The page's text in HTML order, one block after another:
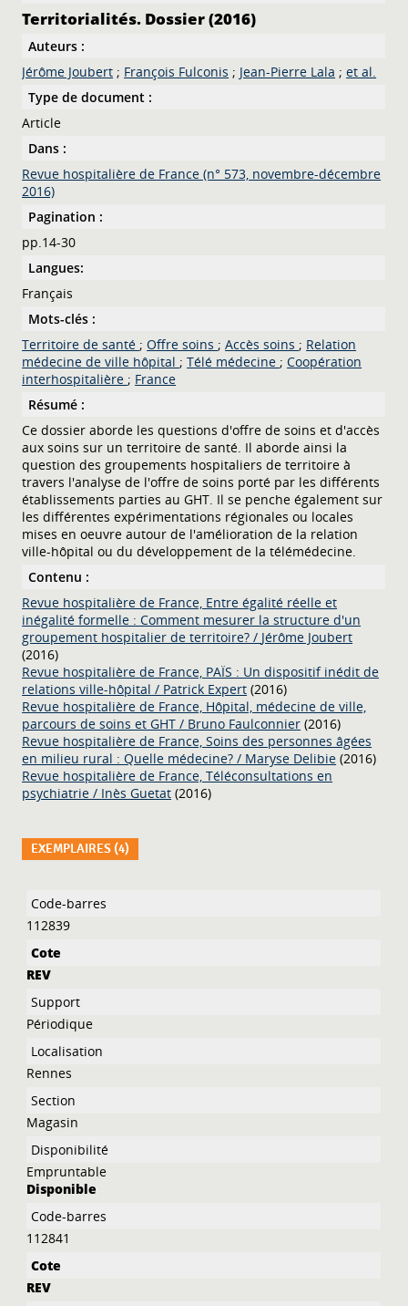
Territorialités. Dossier (2016)
Auteurs :
Jérôme Joubert ; François Fulconis ; Jean-Pierre Lala ;et al.
Type de document :
Article
Dans :
Revue hospitalière de France (n° 573, novembre-décembre
2016)
Pagination :
pp.14-30
Langues:
Français
Mots-clés :
Territoire de santé ; Offre soins ; Accès soins ; Relation
médecine de ville hôpital ; Télé médecine ; Coopération
interhospitalière ; France
Résumé :
Ce dossier aborde les questions d'offre de soins et d'accès
aux soins sur un territoire de santé. Il aborde ainsi la
question des groupements hospitaliers de territoire à
travers l'analyse de l'offre de soins porté par les différents
établissements parties au GHT. Il se penche également sur
les différentes expérimentations régionales ou locales
mises en oeuvre autour de l'amélioration de la relation
ville-hôpital ou du développement de la télémédecine.
Contenu :
Revue hospitalière de France, Entre égalité réelle et
inégalité formelle : Comment mesurer la structure d'un
groupement hospitalier de territoire? / Jérôme Joubert
(2016)
Revue hospitalière de France, PAÏS : Un dispositif inédit de
relations ville-hôpital / Patrick Expert (2016)
Revue hospitalière de France, Hôpital, médecine de ville,
parcours de soins et GHT / Bruno Faulconnier (2016)
Revue hospitalière de France,Soins des personnes âgées
en milieu rural : Quelle médecine? / Maryse Delibie (2016)
Revue hospitalière de France,Téléconsultations en
psychiatrie / Inès Guetat (2016)
EXEMPLAIRES (4)
Liste des exemplaires
112839
REV
Périodique
Rennes
Magasin
Empruntable
Disponible
112841
REV